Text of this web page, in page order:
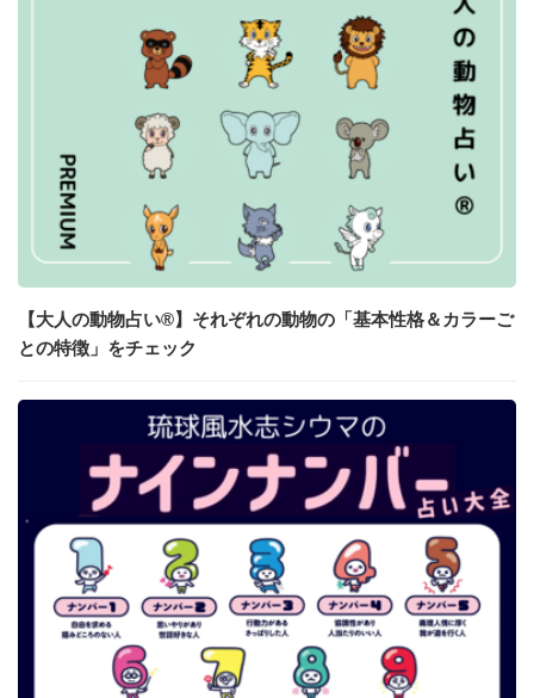
【大人の動物占い®】それぞれの動物の「基本性格＆カラーご
との特徴」をチェック